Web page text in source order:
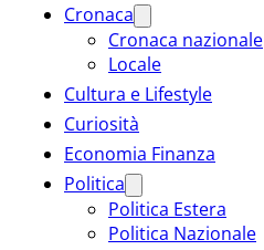
Cronaca
Cronaca nazionale
Locale
Cultura e Lifestyle
Curiosità
Economia Finanza
Politica
Politica Estera
Politica Nazionale